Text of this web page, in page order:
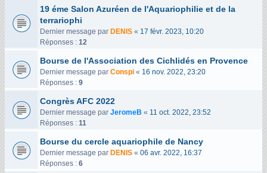
19 éme Salon Azuréen de l'Aquariophilie et de la
terrariophi
Dernier message par DENIS « 17 févr. 2023, 10:20
Réponses : 12
Bourse de l'Association des Cichlidés en Provence
Dernier message par Conspi « 16 nov. 2022, 23:20
Réponses : 9
Congrès AFC 2022
Dernier message par JeromeB « 11 oct. 2022, 23:52
Réponses : 11
Bourse du cercle aquariophile de Nancy
Dernier message par DENIS « 06 avr. 2022, 16:37
Réponses : 6